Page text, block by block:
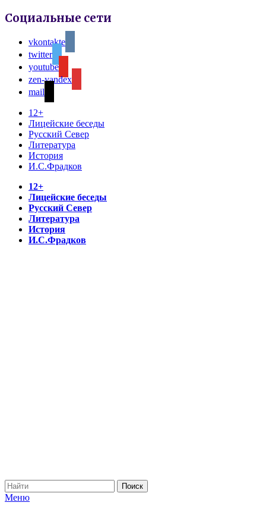
Социальные сети
vkontakte
twitter
youtube
zen-yandex
mail
12+
Лицейские беседы
Русский Север
Литература
История
И.С.Фрадков
12+
Лицейские беседы
Русский Север
Литература
История
И.С.Фрадков
Меню